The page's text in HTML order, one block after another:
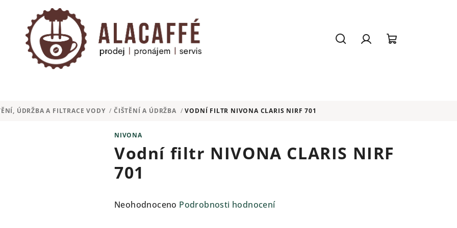
ÚDRŽBA A FILTRACE VODY / ČIŠTĚNÍ A ÚDRŽBA / VODNÍ FILTR NIVONA CLARIS NIRF 701
NIVONA
Vodní filtr NIVONA CLARIS NIRF
701
Průměrné
Neohodnoceno Podrobnosti hodnocení